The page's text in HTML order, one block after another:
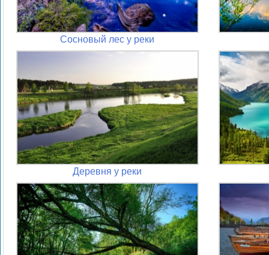
Сосновый лес у реки
Деревня у реки